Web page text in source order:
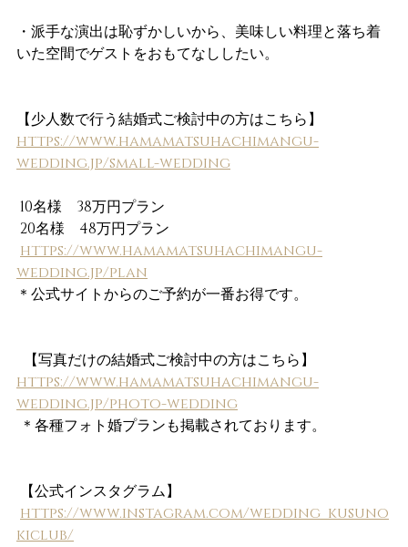
・派手な演出は恥ずかしいから、美味しい料理と落ち着
いた空間でゲストをおもてなししたい。
【少人数で行う結婚式ご検討中の方はこちら】
https://www.hamamatsuhachimangu-
wedding.jp/small-wedding
10名様　38万円プラン
20名様　48万円プラン
https://www.hamamatsuhachimangu-
wedding.jp/plan
＊公式サイトからのご予約が一番お得です。
【写真だけの結婚式ご検討中の方はこちら】
https://www.hamamatsuhachimangu-
wedding.jp/photo-wedding
＊各種フォト婚プランも掲載されております。
【公式インスタグラム】
https://www.instagram.com/wedding_kusuno
kiclub/